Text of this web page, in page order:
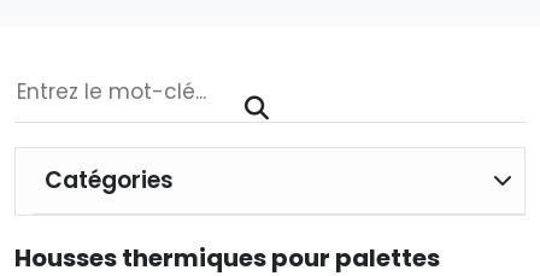
Catégories
Housses thermiques pour palettes